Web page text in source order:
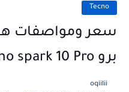
Tecno
برو Tecno spark 10 Pro
oqiilii